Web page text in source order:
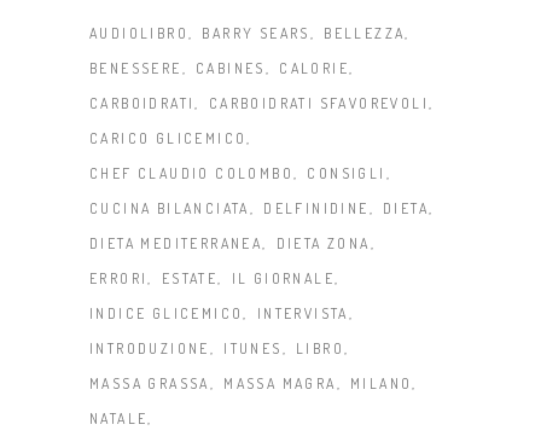
AUDIOLIBRO BARRY SEARS
BELLEZZA
BENESSERE
CABINES
CALORIE
CARBOIDRATI
CARBOIDRATI SFAVOREVOLI
CARICO GLICEMICO
CHEF CLAUDIO COLOMBO
CONSIGLI
CUCINA BILANCIATA
DELFINIDINE
DIETA
DIETA MEDITERRANEA
DIETA ZONA
ERRORI
ESTATE
IL GIORNALE
INDICE GLICEMICO
INTERVISTA
INTRODUZIONE
ITUNES
LIBRO
MASSA GRASSA
MASSA MAGRA
MILANO
NATALE